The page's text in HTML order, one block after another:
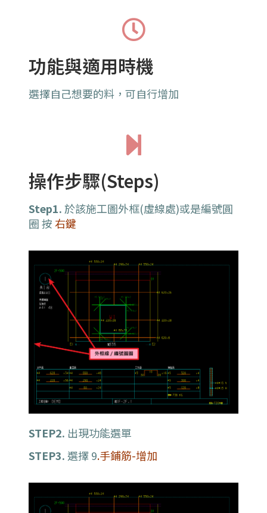
功能與適用時機
選擇自己想要的料，可自行增加
操作步驟(Steps)
Step1.於該施工圖外框(虛線處)或是編號圓
圈 按右鍵
STEP2. 出現功能選單
STEP3. 選擇 9.手鋪筋-增加